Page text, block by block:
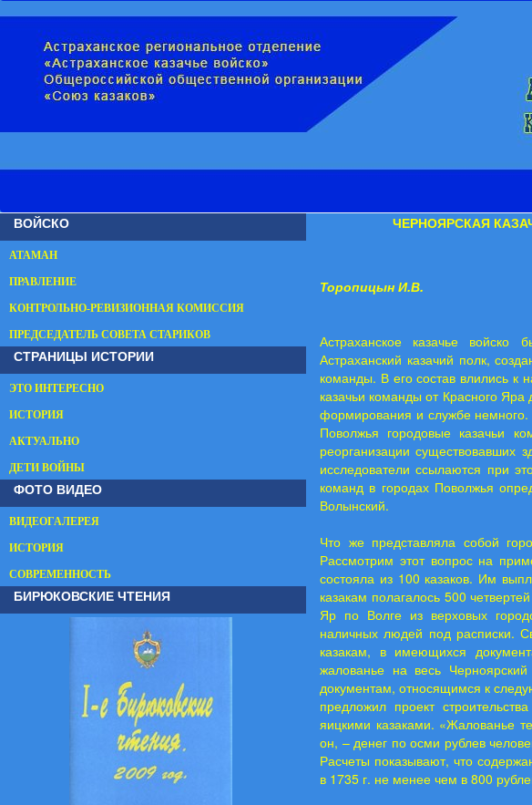
ВОЙСКО
АТАМАН
ПРАВЛЕНИЕ
КОНТРОЛЬНО-РЕВИЗИОННАЯ КОМИССИЯ
ПРЕДСЕДАТЕЛЬ СОВЕТА СТАРИКОВ
СТРАНИЦЫ ИСТОРИИ
ЭТО ИНТЕРЕСНО
ИСТОРИЯ
АКТУАЛЬНО
ДЕТИ ВОЙНЫ
ФОТО ВИДЕО
ВИДЕОГАЛЕРЕЯ
ИСТОРИЯ
СОВРЕМЕННОСТЬ
БИРЮКОВСКИЕ ЧТЕНИЯ
ЧЕРНОЯРСКАЯ
Торопицын И.В.
Астраханское казачье
Астраханский казачий полк,
команды. В его состав влились к
казачьи команды от Красного
формирования и службе немного.
Поволжья городовые казачьи
реорганизации существовавших
исследователи ссылаются при
команд в городах Поволжья
Волынский.
Что же представляла собой
Рассмотрим этот вопрос на
состояла из 100 казаков. Им
казакам полагалось 500
Яр по Волге из верховых
наличных людей под расписки.
казакам, в имеющихся
жалованье на весь
документам, относящимся к
предложил проект
яицкими казаками. «Жалованье
он, – денег по осми рублев
Расчеты показывают, что
в 1735 г. не менее чем в 800